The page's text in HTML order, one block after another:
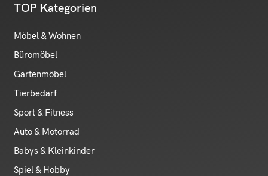
TOP Kategorien
Möbel & Wohnen
Büromöbel
Gartenmöbel
Tierbedarf
Sport & Fitness
Auto & Motorrad
Babys & Kleinkinder
Spiel & Hobby